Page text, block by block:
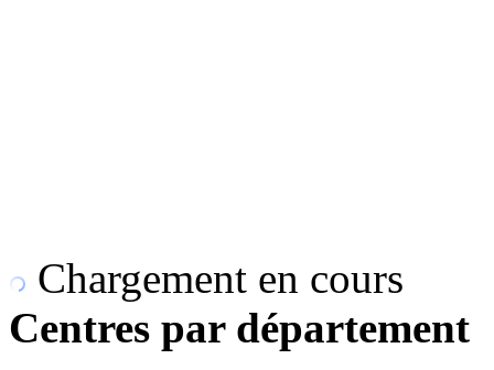
Chargement en cours
Centres par département